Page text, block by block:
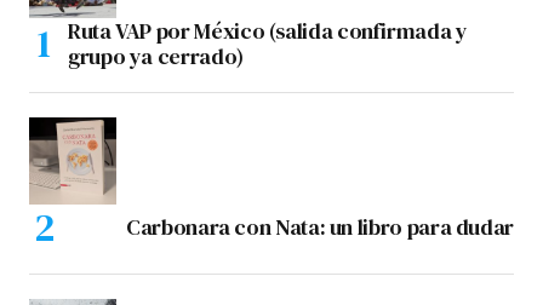
Ruta VAP por México (salida confirmada y
grupo ya cerrado)
Carbonara con Nata: un libro para dudar